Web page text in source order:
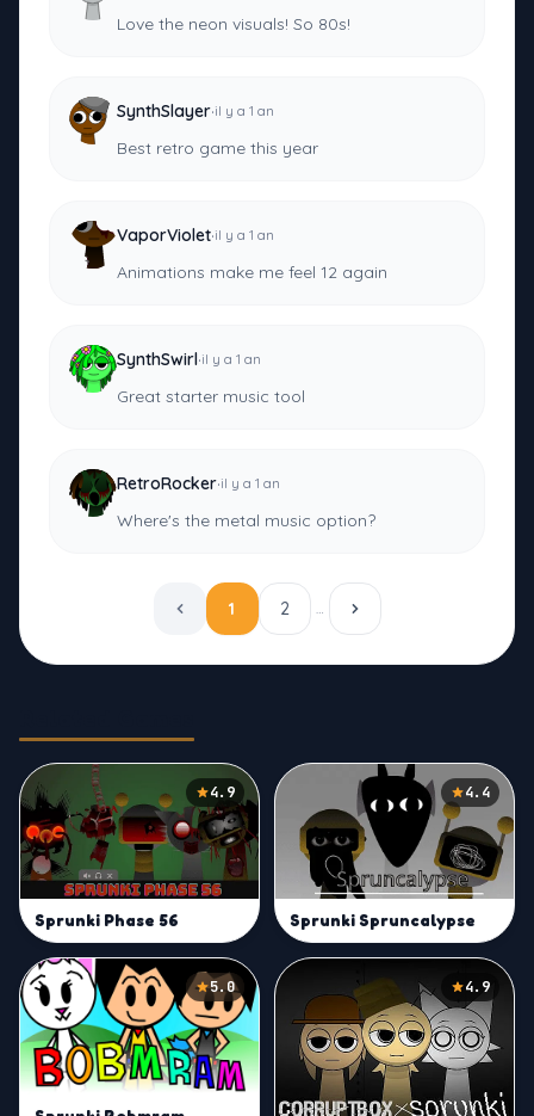
Love the neon visuals! So 80s!
SynthSlayer·il y a 1 an
Best retro game this year
VaporViolet·il y a 1 an
Animations make me feel 12 again
SynthSwirl·il y a 1 an
Great starter music tool
RetroRocker·il y a 1 an
Where's the metal music option?
1 2 …
4.9
Sprunki Phase 56
4.4
Sprunki Spruncalypse
5.0 4.9